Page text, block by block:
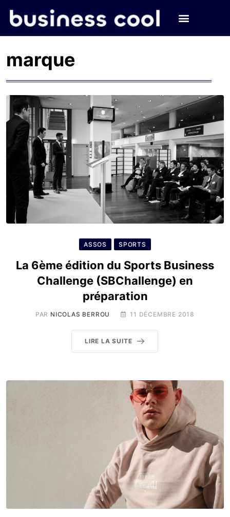
marque
ASSOS SPORTS
La 6ème édition du Sports Business
Challenge (SBChallenge) en
préparation
PAR NICOLAS BERROU 11 DÉCEMBRE 2018
LIRE LA SUITE